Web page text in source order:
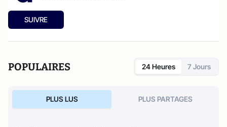
SUIVRE
POPULAIRES 24 Heures 7 Jours
PLUS LUS PLUS PARTAGES